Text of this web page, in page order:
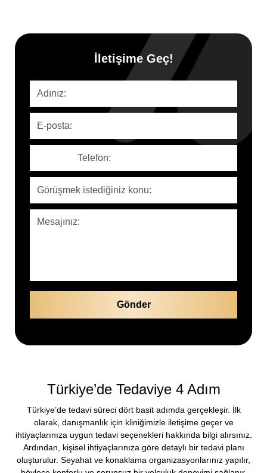
İletişime Geç!
Türkiye’de Tedaviye 4 Adım
Türkiye’de tedavi süreci dört basit adımda gerçekleşir. İlk
olarak, danışmanlık için kliniğimizle iletişime geçer ve
ihtiyaçlarınıza uygun tedavi seçenekleri hakkında bilgi alırsınız.
Ardından, kişisel ihtiyaçlarınıza göre detaylı bir tedavi planı
oluşturulur. Seyahat ve konaklama organizasyonlarınız yapılır,